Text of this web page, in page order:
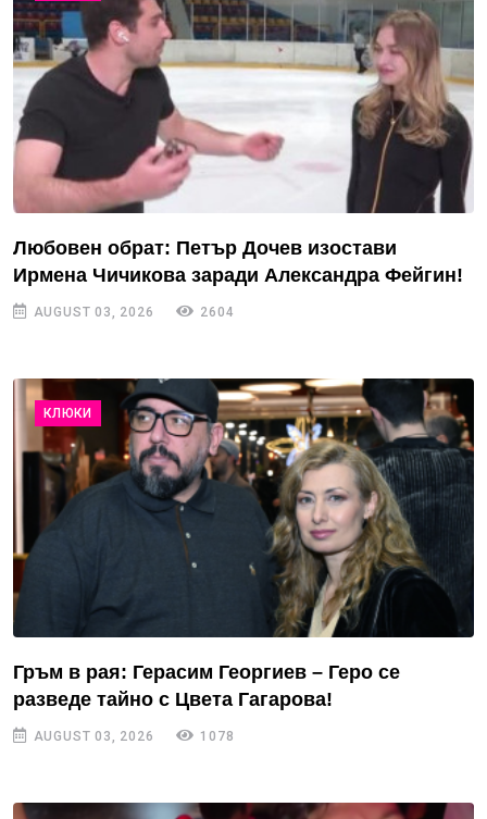
Любовен обрат: Петър Дочев изостави
Ирмена Чичикова заради Александра Фейгин!
AUGUST 03, 2026 2604
КЛЮКИ
Гръм в рая: Герасим Георгиев – Геро се
разведе тайно с Цвета Гагарова!
AUGUST 03, 2026 1078